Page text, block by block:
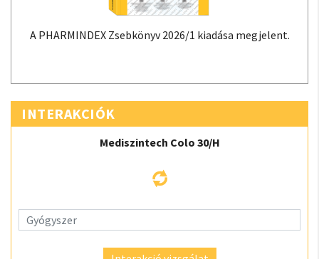
A PHARMINDEX Zsebkönyv 2026/1 kiadása megjelent.
INTERAKCIÓK
Mediszintech Colo 30/H